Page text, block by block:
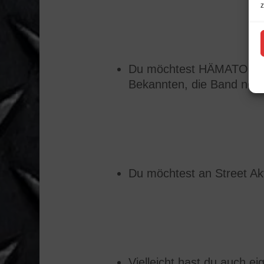
Du möchtest
Bekannten, die Band
Du möchtest an Street